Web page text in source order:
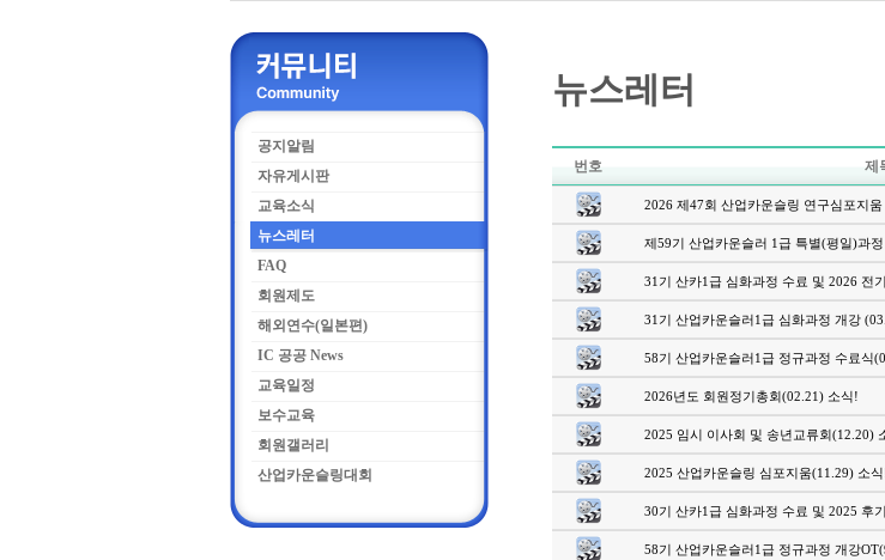
공지알림
자유게시판
교육소식
뉴스레터
FAQ
회원제도
해외연수(일본편)
IC 공공 News
교육일정
보수교육
회원갤러리
산업카운슬링대회
뉴스레터
번호 제
2026 제47회 산업카운슬링 연구심포지
제59기 산업카운슬러 1급 특별(평일)과
31기 산카1급 심화과정 수료 및 2026 전
31기 산업카운슬러1급 심화과정 개강
58기 산업카운슬러1급 정규과정 수료식
2026년도 회원정기총회(02.21) 소식!
2025 임시 이사회 및 송년교류회(12.20)
2025 산업카운슬링 심포지움(11.29) 소
30기 산카1급 심화과정 수료 및 2025 후
58기 산업카운슬러1급 정규과정 개강